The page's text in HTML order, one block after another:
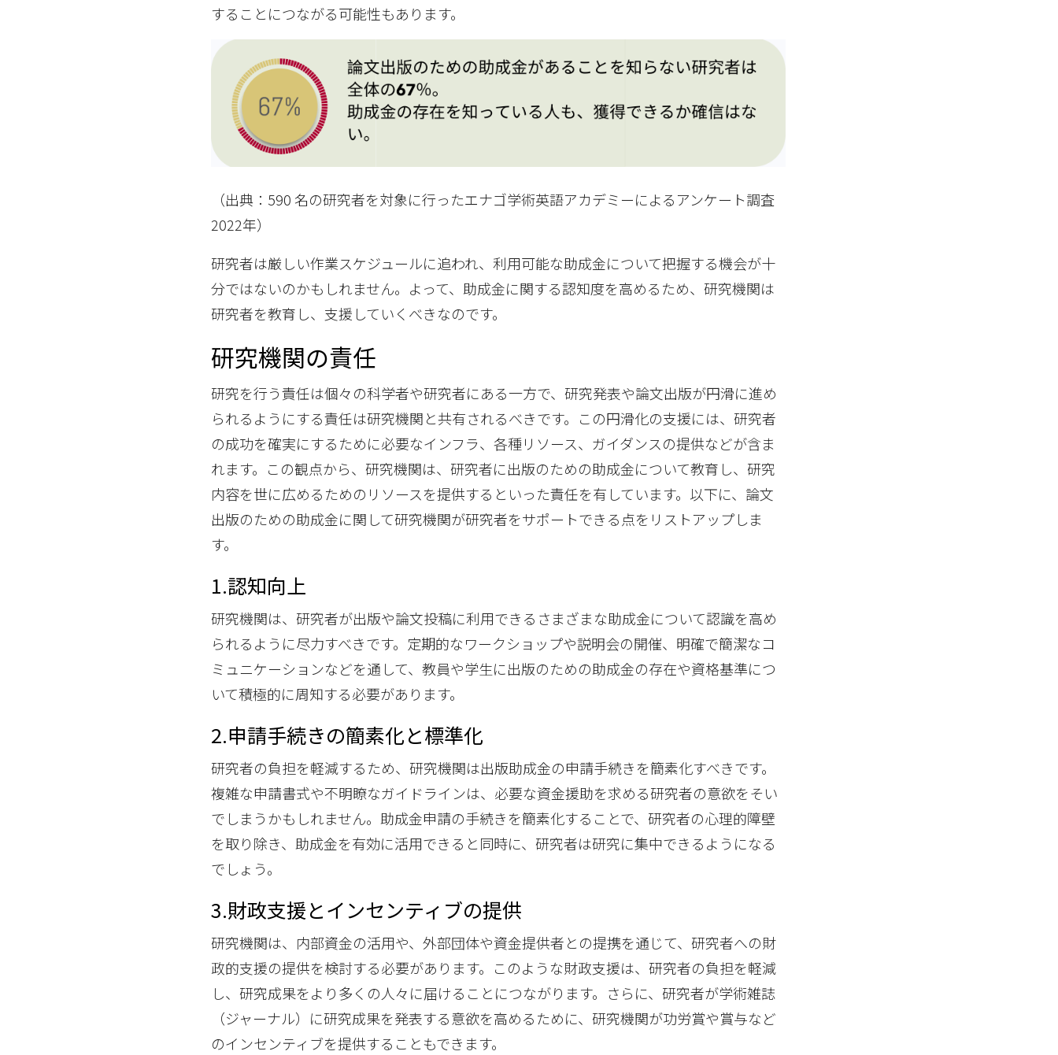
することにつながる可能性もあります。
（出典：590 名の研究者を対象に行ったエナゴ学術英語アカデミーによるアンケート調査
2022年）
研究者は厳しい作業スケジュールに追われ、利用可能な助成金について把握する機会が十
分ではないのかもしれません。よって、助成金に関する認知度を高めるため、研究機関は
研究者を教育し、支援していくべきなのです。
研究機関の責任
研究を行う責任は個々の科学者や研究者にある一方で、研究発表や論文出版が円滑に進め
られるようにする責任は研究機関と共有されるべきです。この円滑化の支援には、研究者
の成功を確実にするために必要なインフラ、各種リソース、ガイダンスの提供などが含ま
れます。この観点から、研究機関は、研究者に出版のための助成金について教育し、研究
内容を世に広めるためのリソースを提供するといった責任を有しています。以下に、論文
出版のための助成金に関して研究機関が研究者をサポートできる点をリストアップしま
す。
1.認知向上
研究機関は、研究者が出版や論文投稿に利用できるさまざまな助成金について認識を高め
られるように尽力すべきです。定期的なワークショップや説明会の開催、明確で簡潔なコ
ミュニケーションなどを通して、教員や学生に出版のための助成金の存在や資格基準につ
いて積極的に周知する必要があります。
2.申請手続きの簡素化と標準化
研究者の負担を軽減するため、研究機関は出版助成金の申請手続きを簡素化すべきです。
複雑な申請書式や不明瞭なガイドラインは、必要な資金援助を求める研究者の意欲をそい
でしまうかもしれません。助成金申請の手続きを簡素化することで、研究者の心理的障壁
を取り除き、助成金を有効に活用できると同時に、研究者は研究に集中できるようになる
でしょう。
3.財政支援とインセンティブの提供
研究機関は、内部資金の活用や、外部団体や資金提供者との提携を通じて、研究者への財
政的支援の提供を検討する必要があります。このような財政支援は、研究者の負担を軽減
し、研究成果をより多くの人々に届けることにつながります。さらに、研究者が学術雑誌
（ジャーナル）に研究成果を発表する意欲を高めるために、研究機関が功労賞や賞与など
のインセンティブを提供することもできます。